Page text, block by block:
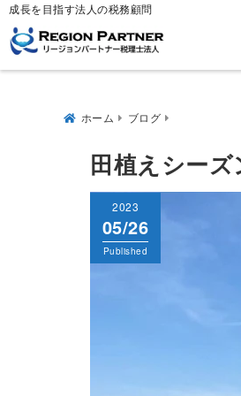
成長を目指す法人の税務顧問
ホーム ブログ
田植えシー
2023
05/26
Published